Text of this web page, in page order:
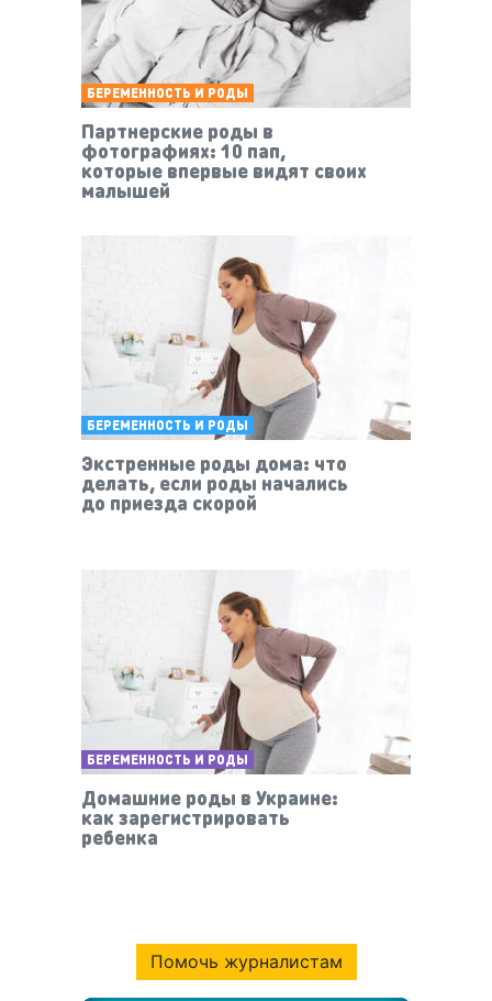
БЕРЕМЕННОСТЬ И РОДЫ
Партнерские роды в
фотографиях: 10 пап,
которые впервые видят своих
малышей
БЕРЕМЕННОСТЬ И РОДЫ
Экстренные роды дома: что
делать, если роды начались
до приезда скорой
БЕРЕМЕННОСТЬ И РОДЫ
Домашние роды в Украине:
как зарегистрировать
ребенка
Помочь журналистам